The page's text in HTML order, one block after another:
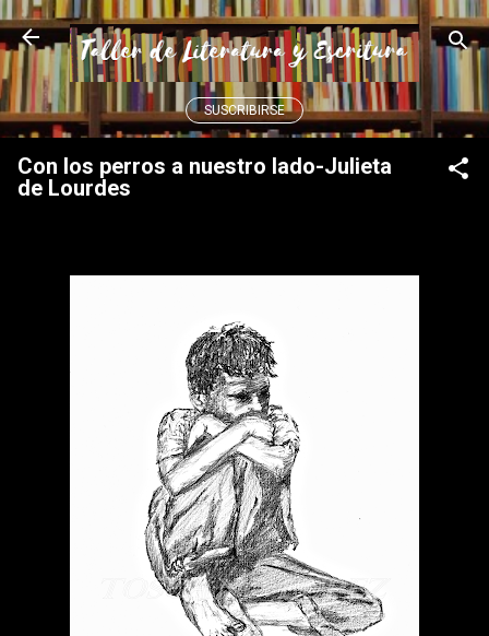
Ir al contenido principal
SUSCRIBIRSE
Con los perros a nuestro lado-Julieta
de Lourdes